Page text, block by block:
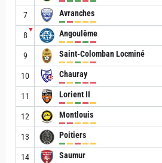
7 Avranches
8
▼ Angoulême
9 Saint-Colomban Locminé
10 Chauray
11 Lorient II
12 Montlouis
13 Poitiers
14 Saumur